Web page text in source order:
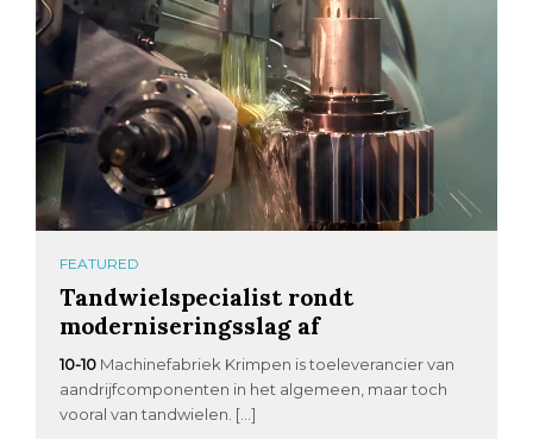
FEATURED
Tandwielspecialist rondt
moderniseringsslag af
10-10 Machinefabriek Krimpen is toeleverancier van
aandrijfcomponenten in het algemeen, maar toch
vooral van tandwielen. […]